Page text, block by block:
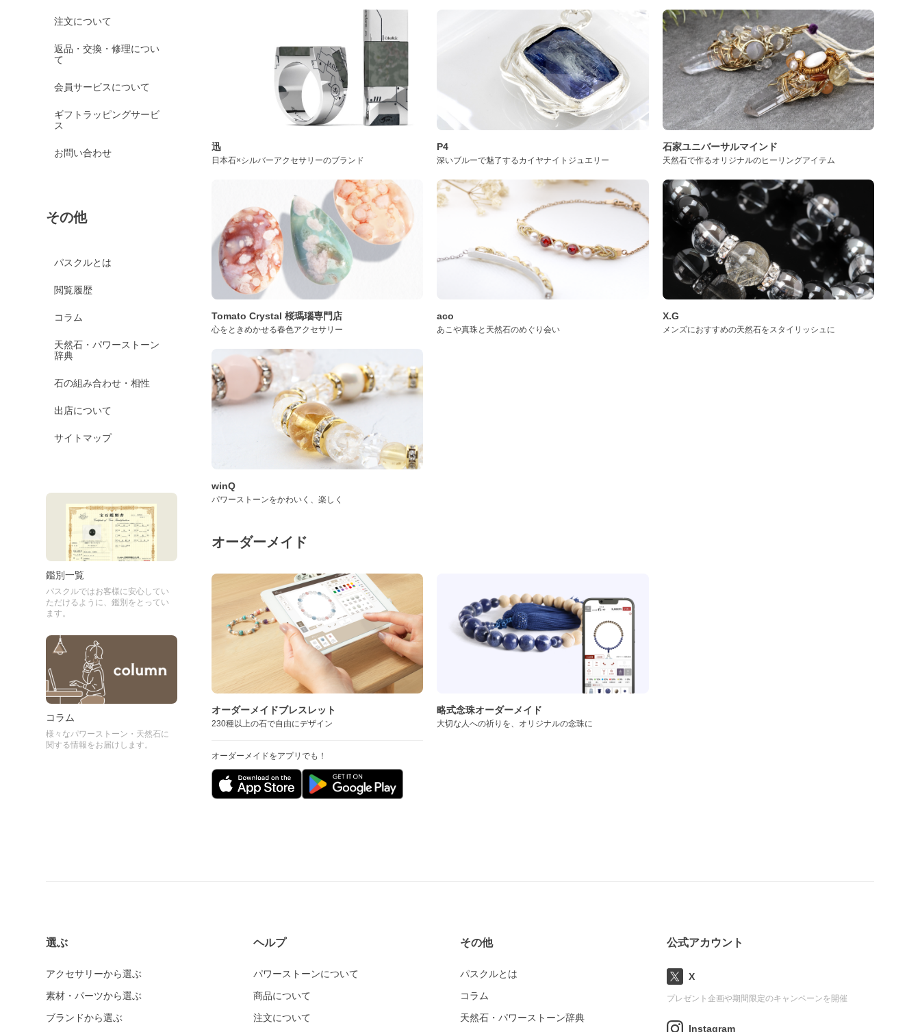
注文について
返品・交換・修理につい
て
会員サービスについて
ギフトラッピングサービ
ス
お問い合わせ
その他
パスクルとは
閲覧履歴
コラム
天然石・パワーストーン
辞典
石の組み合わせ・相性
出店について
サイトマップ
鑑別一覧
パスクルではお客様に安心してい
ただけるように、鑑別をとってい
ます。
コラム
様々なパワーストーン・天然石に
関する情報をお届けします。
迅
日本石×シルバーアクセサリーのブランド
P4
深いブルーで魅了するカイヤナイトジュエリー
石家ユニバーサルマインド
天然石で作るオリジナルのヒーリングアイテム
Tomato Crystal 桜瑪瑙専門店
心をときめかせる春色アクセサリー
aco
あこや真珠と天然石のめぐり会い
X.G
メンズにおすすめの天然石をスタイリッシュに
winQ
パワーストーンをかわいく、楽しく
オーダーメイド
オーダーメイドブレスレット
230種以上の石で自由にデザイン
オーダーメイドをアプリでも！
略式念珠オーダーメイド
大切な人への祈りを、オリジナルの念珠に
選ぶ
アクセサリーから選ぶ
素材・パーツから選ぶ
ブランドから選ぶ
ヘルプ
パワーストーンについて
商品について
注文について
その他
パスクルとは
コラム
天然石・パワーストーン辞典
公式アカウント
X
プレゼント企画や期間限定のキャンペーンを開催
Instagram